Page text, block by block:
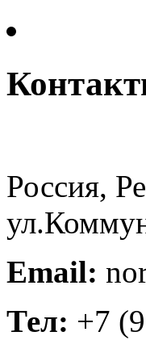
Россия,
Email:
Тел: +7